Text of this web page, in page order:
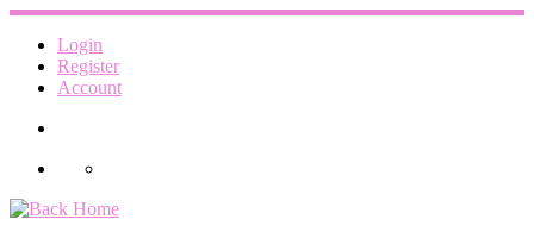
Skip
content
Login
Register
Account